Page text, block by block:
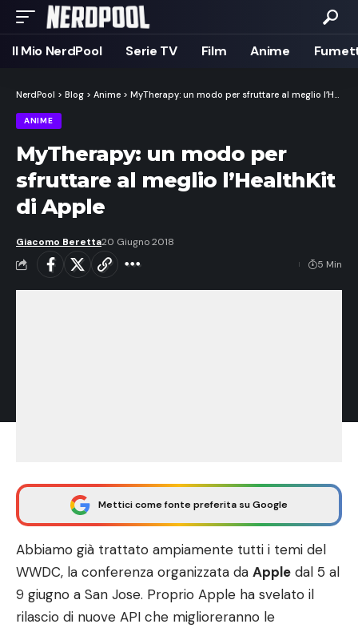
Il Mio NerdPool Serie TV Film Anime
NerdPool > Blog > Anime > MyTherapy: un modo per sfruttare al meglio l’HealthKit di Apple
ANIME
MyTherapy: un modo per
sfruttare al meglio l’HealthKit
di Apple
Giacomo Beretta20 Giugno 2018
5 Min
Mettici come fonte preferita su Google
Abbiamo già trattato ampiamente tutti i temi del
WWDC, la conferenza organizzata da Apple dal 5 al
9 giugno a San Jose. Proprio Apple ha svelato il
rilascio di nuove API che miglioreranno le